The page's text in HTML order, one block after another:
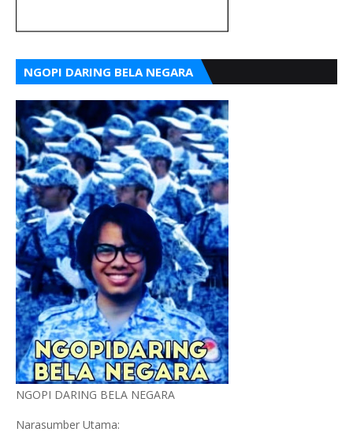
NGOPI DARING BELA NEGARA
NGOPI DARING BELA NEGARA
Narasumber Utama: